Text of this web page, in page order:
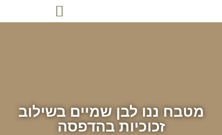
מטבח ננו לבן שמיים בשילוב
זכוכיות בהדפסה